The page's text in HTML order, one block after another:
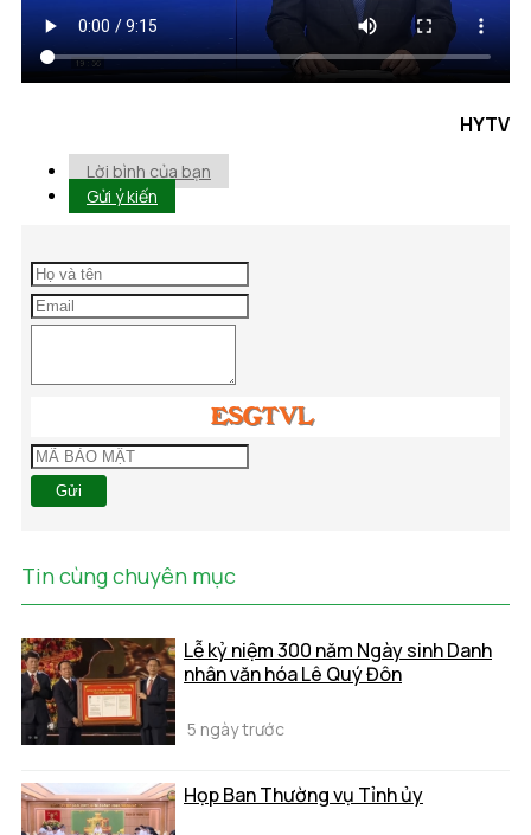
HYTV
Lời bình của bạn
Gửi ý kiến
Gửi
Tin cùng chuyên mục
Lễ kỷ niệm 300 năm Ngày sinh Danh
nhân văn hóa Lê Quý Đôn
5 ngày trước
Họp Ban Thường vụ Tỉnh ủy